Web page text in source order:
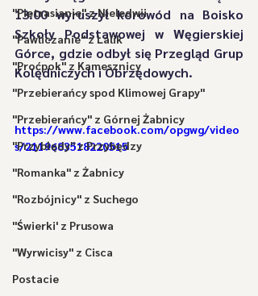
"Pietrasianie" z Nieledwii
"Pawliczanie" z Lalik
"Proćpok" z Kamesznicy
"Przebierańcy spod Klimowej Grapy"
"Przebierańcy" z Górnej Żabnicy
"Przybłędy" z Przybędzy
"Romanka" z Żabnicy
"Rozbójnicy" z Suchego
"Świerki' z Prusowa
"Wyrwicisy" z Cisca
Postacie
13:00 wyruszył korowód na Boisko
Szkoły Podstawowej w Węgierskiej
Górce, gdzie odbył się Przegląd Grup
Kolędniczych i Obrzędowych.
https://www.facebook.com/opgwg/video
s/2119683518220515